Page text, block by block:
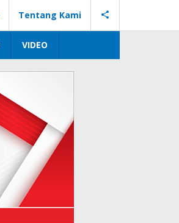
Tentang Kami
VIDEO